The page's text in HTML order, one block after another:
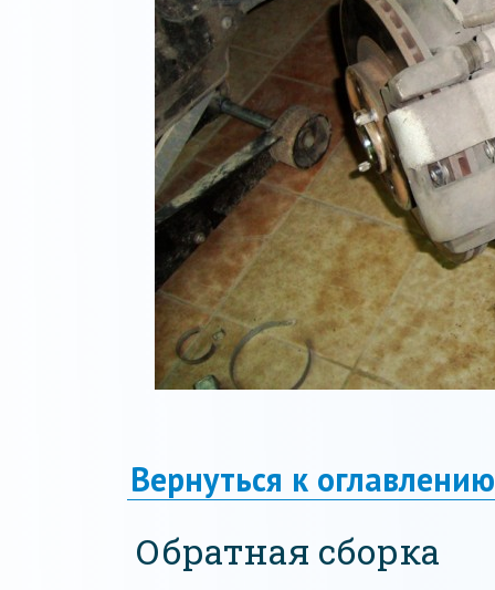
Вернуться к оглавлению
Обратная сборка